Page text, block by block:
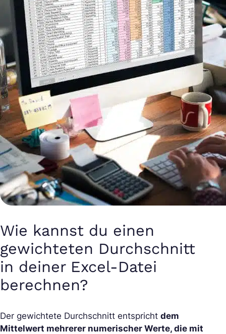
Wie kannst du einen
gewichteten Durchschnitt
in deiner Excel-Datei
berechnen?
Der gewichtete Durchschnitt entspricht dem
Mittelwert mehrerer numerischer Werte, die mit